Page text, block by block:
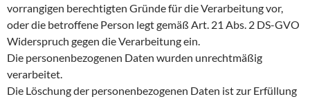
vorrangigen berechtigten Gründe für die Verarbeitung vor,
oder die betroffene Person legt gemäß Art. 21 Abs. 2 DS-GVO
Widerspruch gegen die Verarbeitung ein.
Die personenbezogenen Daten wurden unrechtmäßig
verarbeitet.
Die Löschung der personenbezogenen Daten ist zur Erfüllung